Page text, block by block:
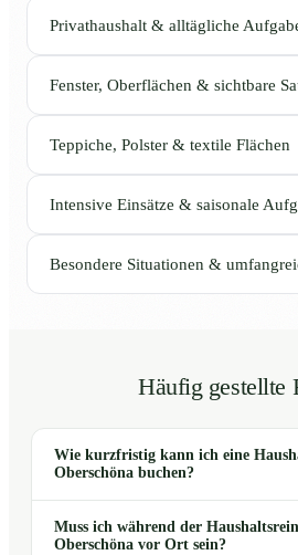
Privathaushalt & alltägliche
Fenster, Oberflächen & sichtbare
Teppiche, Polster & textile Flächen
Intensive Einsätze & saisonale
Besondere Situationen &
Häufig gestellte
Wie kurzfristig kann ich eine
Oberschöna buchen?
Muss ich während der
Oberschöna vor Ort sein?